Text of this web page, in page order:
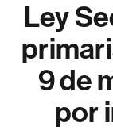
Ley
9 de
por